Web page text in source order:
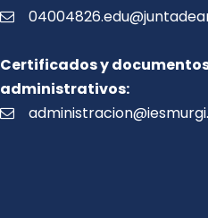
Certificados y
administrativos: